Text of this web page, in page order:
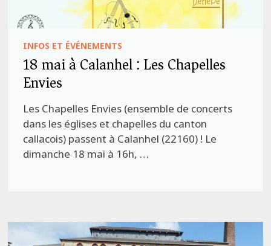
INFOS ET ÉVÉNEMENTS
18 mai à Calanhel : Les Chapelles
Envies
Les Chapelles Envies (ensemble de concerts
dans les églises et chapelles du canton
callacois) passent à Calanhel (22160) ! Le
dimanche 18 mai à 16h, …